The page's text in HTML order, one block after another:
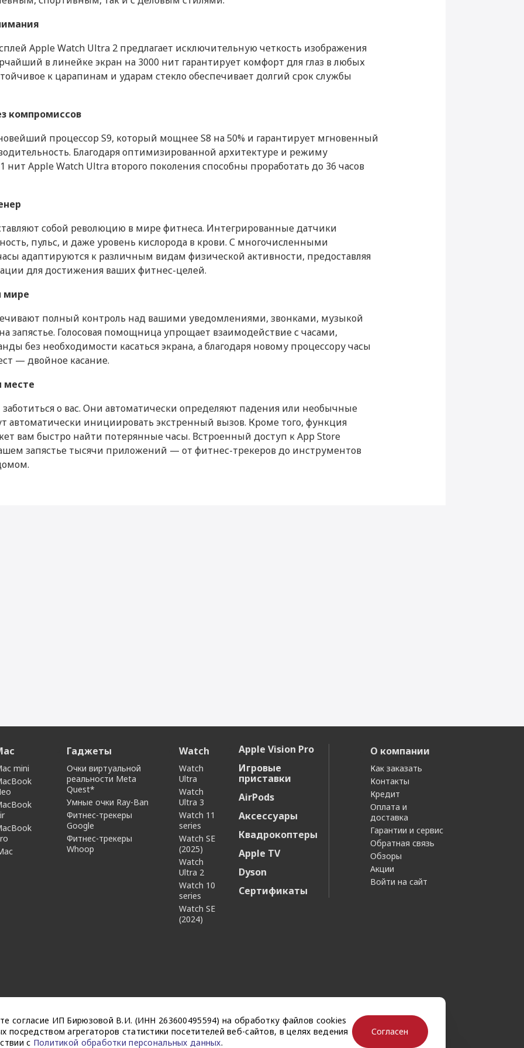
согласие ИП Бирюзовой В.И. (ИНН 263600495594) на обработку файлов cookies
посредством агрегаторов статистики посетителей веб-сайтов, в целях ведения
с Политикой обработки персональных данных.
Согласен
Apple Watch Ultra 2 предлагает исключительную четкость изображения
в линейке экран на 3000 нит гарантирует комфорт для глаз в любых
к царапинам и ударам стекло обеспечивает долгий срок службы
компромиссов
процессор S9, который мощнее S8 на 50% и гарантирует мгновенный
Благодаря оптимизированной архитектуре и режиму
Apple Watch Ultra второго поколения способны проработать до 36 часов
собой революцию в мире фитнеса. Интегрированные датчики
пульс, и даже уровень кислорода в крови. С многочисленными
адаптируются к различным видам физической активности, предоставляя
для достижения ваших фитнес-целей.
мире
полный контроль над вашими уведомлениями, звонками, музыкой
запястье. Голосовая помощница упрощает взаимодействие с часами,
без необходимости касаться экрана, а благодаря новому процессору часы
— двойное касание.
месте
о вас. Они автоматически определяют падения или необычные
автоматически инициировать экстренный вызов. Кроме того, функция
вам быстро найти потерянные часы. Встроенный доступ к App Store
запястье тысячи приложений — от фитнес-трекеров до инструментов
Титан/Оранжевый
watchOS
Apple
49
61.4
Работа в 4G(LTE)-сетях
Процессор
Количество ядер процессора
2
Память
Датчики
Акселерометр
Гироскоп
Датчик уровня кислорода в крови
Альтиметр
Да
Датчик температуры и влажности
Мониторинг
Трекер Apple AirTag
3 490 ₽ Купить
Зарядное устройство Apple
MagSafe
5 990 ₽ Купить
mini
Гаджеты
Очки виртуальной
реальности Meta
Quest*
Умные очки Ray-Ban
Фитнес-трекеры
Google
Фитнес-трекеры
Whoop
Watch
Watch
Ultra
Watch
Ultra 3
Watch 11
series
Watch SE
(2025)
Watch
Ultra 2
Watch 10
series
Watch SE
(2024)
Apple Vision Pro
Игровые
приставки
AirPods
Аксессуары
Квадрокоптеры
Apple TV
Dyson
Сертификаты
О компании
Как заказать
Контакты
Кредит
Оплата и
доставка
Гарантии и сервис
Обратная связь
Обзоры
Акции
Войти на сайт